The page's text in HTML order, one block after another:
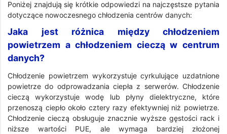
Poniżej znajdują się krótkie odpowiedzi na najczęstsze pytania
dotyczące nowoczesnego chłodzenia centrów danych:
Jaka jest różnica między chłodzeniem
powietrzem a chłodzeniem cieczą w centrum
danych?
Chłodzenie powietrzem wykorzystuje cyrkulujące uzdatnione
powietrze do odprowadzania ciepła z serwerów. Chłodzenie
cieczą wykorzystuje wodę lub płyny dielektryczne, które
przenoszą ciepło około cztery razy efektywniej niż powietrze.
Chłodzenie cieczą obsługuje znacznie wyższe gęstości rack i
niższe wartości PUE, ale wymaga bardziej złożonej